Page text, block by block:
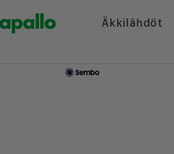
Äkkilähdöt